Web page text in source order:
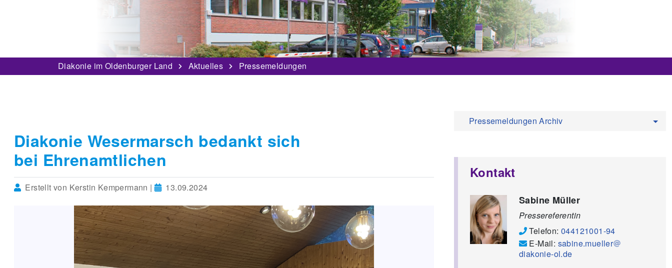
Diakonie im Oldenburger Land Aktuelles Pressemeldungen
Pressemeldungen Archiv
Kontakt
Sabine Müller
Pressereferentin
Telefon:044121001-94
E-Mail: sabine.mueller
diakonie-ol.de
Diakonie Wesermarsch bedankt sich
bei Ehrenamtlichen
Erstellt von Kerstin Kempermann | 13.09.2024